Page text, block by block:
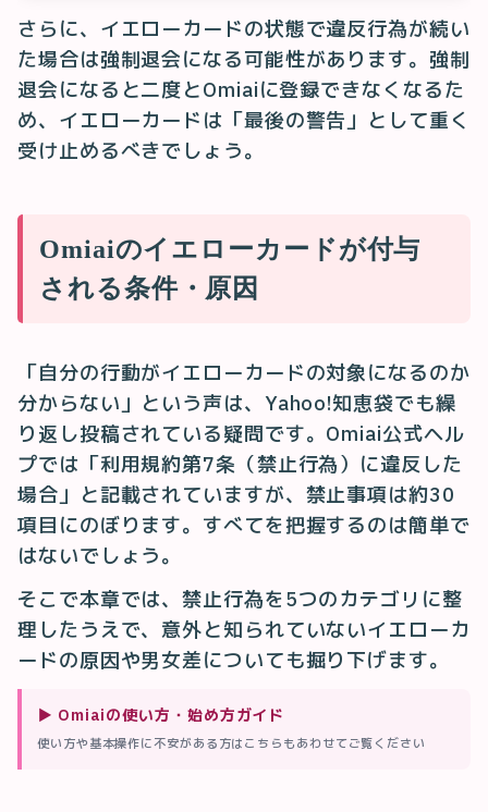
さらに、イエローカードの状態で違反行為が続い
た場合は強制退会になる可能性があります。強制
退会になると二度とOmiaiに登録できなくなるた
め、イエローカードは「最後の警告」として重く
受け止めるべきでしょう。
Omiaiのイエローカードが付与
される条件・原因
「自分の行動がイエローカードの対象になるのか
分からない」という声は、Yahoo!知恵袋でも繰
り返し投稿されている疑問です。Omiai公式ヘル
プでは「利用規約第7条（禁止行為）に違反した
場合」と記載されていますが、禁止事項は約30
項目にのぼります。すべてを把握するのは簡単で
はないでしょう。
そこで本章では、禁止行為を5つのカテゴリに整
理したうえで、意外と知られていないイエローカ
ードの原因や男女差についても掘り下げます。
▶ Omiaiの使い方・始め方ガイド
使い方や基本操作に不安がある方はこちらもあわせてご覧ください